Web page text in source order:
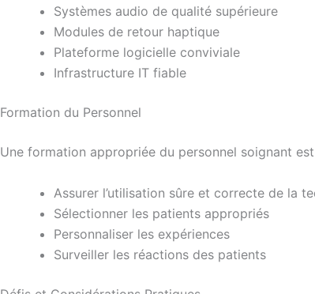
Systèmes audio de qualité supérieure
Modules de retour haptique
Plateforme logicielle conviviale
Infrastructure IT fiable
Formation du Personnel
Une formation appropriée du personnel soignant
Assurer l’utilisation sûre et correcte de la
Sélectionner les patients appropriés
Personnaliser les expériences
Surveiller les réactions des patients